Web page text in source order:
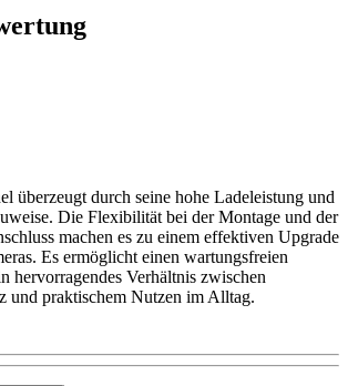
überzeugt durch seine hohe Ladeleistung und
Die Flexibilität bei der Montage und der
machen es zu einem effektiven Upgrade
Es ermöglicht einen wartungsfreien
hervorragendes Verhältnis zwischen
und praktischem Nutzen im Alltag.